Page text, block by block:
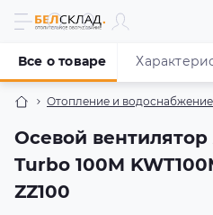
Отопление и водоснабжение
Осевой
Turbo 100M
ZZ100
Все о товаре